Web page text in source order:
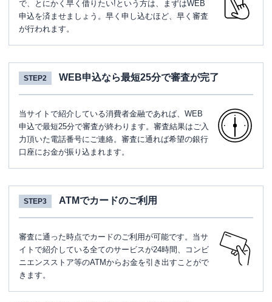
で、とにかく早く借りたい!という方は、まずはWEB
申込を済ませましょう。早く申し込むほど、早く審査
が行われます。
STEP2 WEB申込なら最短25分で審査が完了
当サイトで紹介している消費者金融であれば、WEB
申込で最短25分で審査が終わります。審査結果はご入
力頂いた電話番号にご連絡。審査に通れば希望の銀行
口座にお金が振り込まれます。
STEP3 ATMでカードのご利用
審査に通った時点でカードのご利用が可能です。当サ
イトで紹介している全てのサービスが24時間、コンビ
ニエンスストア等のATMからお金を引き出すことがで
きます。